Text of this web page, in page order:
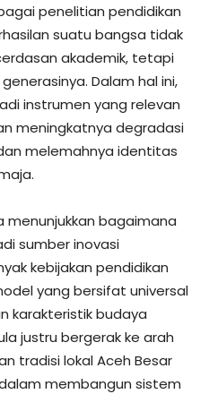
penelitian pendidikan
suatu bangsa tidak
akademik, tetapi
Dalam hal ini,
instrumen yang relevan
meningkatnya degradasi
melemahnya identitas
menunjukkan bagaimana
sumber inovasi
kebijakan pendidikan
yang bersifat universal
karakteristik budaya
justru bergerak ke arah
tradisi lokal Aceh Besar
membangun sistem